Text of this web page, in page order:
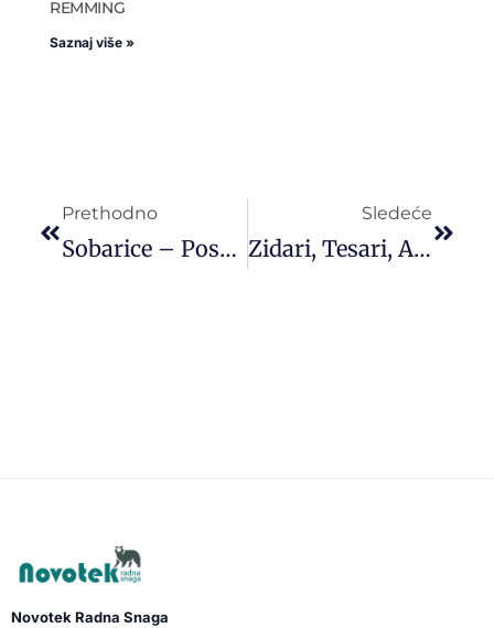
REMMING
Saznaj više »
Prethodno
Sobarice – Posao U Hrvatskoj
Sledeće
Zidari, Tesari, Armirači Za Rad U Sloveniji
Novotek Radna Snaga